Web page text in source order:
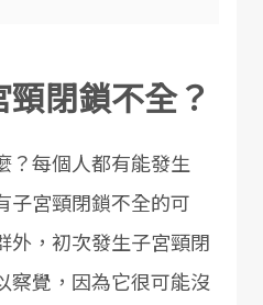
閉鎖不全？
？每個人都有能發生
子宮頸閉鎖不全的可
外，初次發生子宮頸閉
察覺，因為它很可能沒